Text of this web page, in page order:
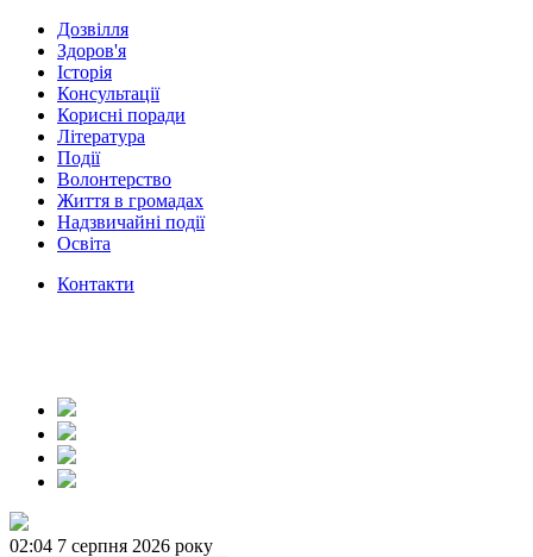
Дозвілля
Здоров'я
Історія
Консультації
Корисні поради
Література
Події
Волонтерство
Життя в громадах
Надзвичайні події
Освіта
Контакти
02:04 7 серпня 2026 року